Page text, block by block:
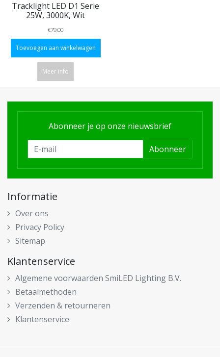
Tracklight LED D1 Serie
25W, 3000K, Wit
€79,00
Toevoegen aan winkelwagen
Meer info
Abonneer je op onze nieuwsbrief
Abonneer
Informatie
Over ons
Privacy Policy
Sitemap
Klantenservice
Algemene voorwaarden SmiLED Lighting B.V.
Betaalmethoden
Verzenden & retourneren
Klantenservice